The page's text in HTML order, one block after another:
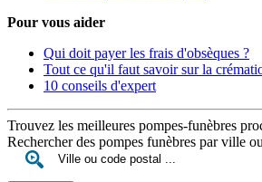
Pour vous aider
Qui doit payer les frais d'obsèques ?
Tout ce qu'il faut savoir sur la
10 conseils d'expert
Trouvez les meilleures pompes-funèbres
Rechercher des pompes funèbres par ville